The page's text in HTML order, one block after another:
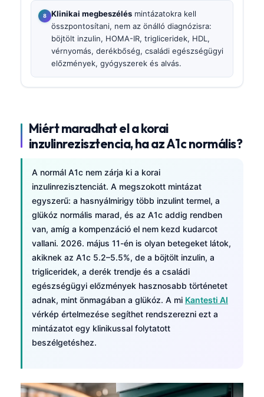
Klinikai megbeszélés mintázatokra kell
összpontosítani, nem az önálló diagnózisra:
böjtölt inzulin, HOMA-IR, trigliceridek, HDL,
vérnyomás, derékbőség, családi egészségügyi
előzmények, gyógyszerek és alvás.
Miért maradhat el a korai
inzulinrezisztencia, ha az A1c normális?
A normál A1c nem zárja ki a korai
inzulinrezisztenciát. A megszokott mintázat
egyszerű: a hasnyálmirigy több inzulint termel, a
glükóz normális marad, és az A1c addig rendben
van, amíg a kompenzáció el nem kezd kudarcot
vallani. 2026. május 11-én is olyan betegeket látok,
akiknek az A1c 5.2–5.5%, de a böjtölt inzulin, a
trigliceridek, a derék trendje és a családi
egészségügyi előzmények hasznosabb történetet
adnak, mint önmagában a glükóz. A mi Kantesti AI
vérkép értelmezése segíthet rendszerezni ezt a
mintázatot egy klinikussal folytatott
beszélgetéshez.